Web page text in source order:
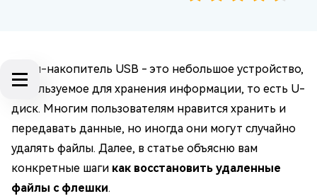
Флэш-накопитель USB - это небольшое устройство,
используемое для хранения информации, то есть U-
диск. Многим пользователям нравится хранить и
передавать данные, но иногда они могут случайно
удалять файлы. Далее, в статье объясню вам
конкретные шаги как восстановить удаленные
файлы с флешки.